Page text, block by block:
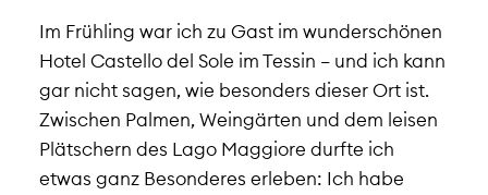
Im Frühling war ich zu Gast im wunderschönen
Hotel Castello del Sole im Tessin – und ich kann
gar nicht sagen, wie besonders dieser Ort ist.
Zwischen Palmen, Weingärten und dem leisen
Plätschern des Lago Maggiore durfte ich
etwas ganz Besonderes erleben: Ich habe